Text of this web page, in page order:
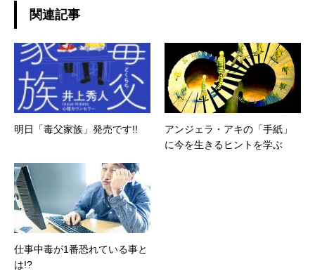
関連記事
明日「毒父家族」発売です!!
アンジェラ・アキの「手紙」
に今を生きるヒントを学ぶ
仕事中毒が1番恐れている事と
は!?